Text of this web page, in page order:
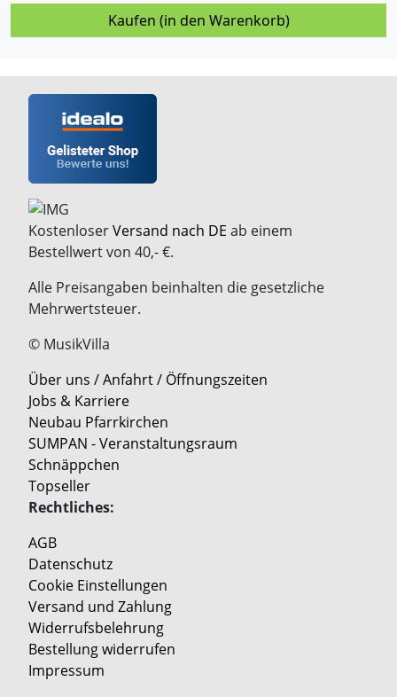
Kaufen (in den Warenkorb)
KostenloserVersand nach DE ab einem
Bestellwert von 40,- €.
Alle Preisangaben beinhalten die gesetzliche
Mehrwertsteuer.
© MusikVilla
Über uns / Anfahrt / Öffnungszeiten
Jobs & Karriere
Neubau Pfarrkirchen
SUMPAN - Veranstaltungsraum
Schnäppchen
Topseller
Rechtliches:
AGB
Datenschutz
Cookie Einstellungen
Versand und Zahlung
Widerrufsbelehrung
Bestellung widerrufen
Impressum